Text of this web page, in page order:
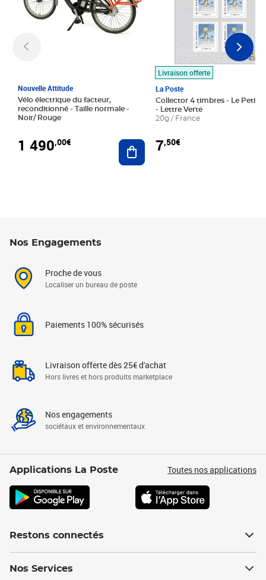
Nouvelle Attitude
Vélo électrique du facteur,
reconditionné - Taille normale -
Noir/ Rouge
1 490,00€ Ajouter au panier
Livraison offerte
La Poste
Collector 4 timbres - Le Petit
- Lettre Verte
20g / France
7,50€
Nos Engagements
Proche de vous
Localiser un bureau de poste
Paiements 100% sécurisés
Livraison offerte dès 25€ d'achat
Hors livres et hors produits marketplace
Nos engagements
sociétaux et environnementaux
Applications La Poste Toutes nos applications
Restons connectés
Nos Services